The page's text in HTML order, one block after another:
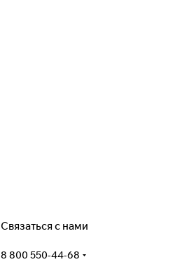
Связаться с нами
8 800 550-44-68